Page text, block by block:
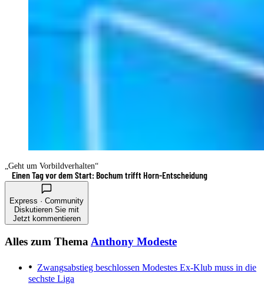
„Geht um Vorbildverhalten“
Einen Tag vor dem Start: Bochum trifft Horn-Entscheidung
Express · Community
Diskutieren Sie mit
Jetzt kommentieren
Alles zum ThemaAnthony Modeste
Zwangsabstieg beschlossen Modestes Ex-Klub muss in die
sechste Liga